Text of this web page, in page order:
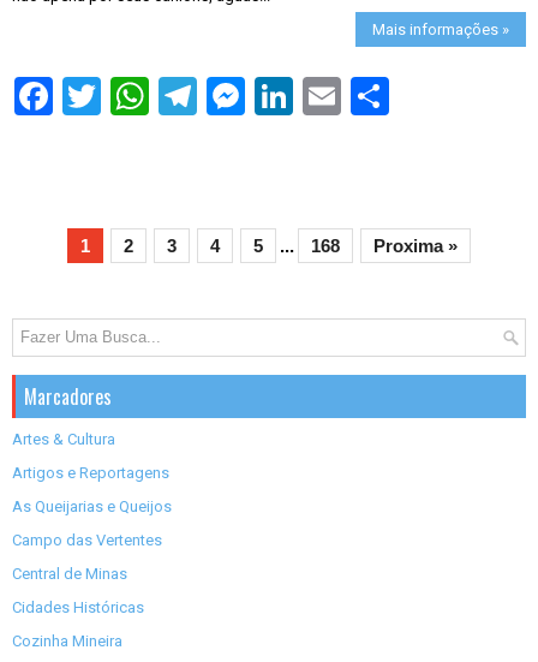
Mais informações »
1 2 3 4 5 ... 168 Proxima »
Marcadores
Artes & Cultura
Artigos e Reportagens
As Queijarias e Queijos
Campo das Vertentes
Central de Minas
Cidades Históricas
Cozinha Mineira